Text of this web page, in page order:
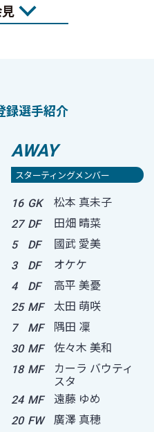
録選手紹介
AWAY
スターティングメンバー
16 GK 松本 真未子
27 DF 田畑 晴菜
5 DF 國武 愛美
3 DF オケケ
4 DF 高平 美憂
25 MF 太田 萌咲
7 MF 隅田 凜
30 MF 佐々木 美和
18 MF カーラ バウティ
スタ
24 MF 遠藤 ゆめ
20 FW 廣澤 真穂